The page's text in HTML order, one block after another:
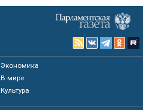
Экономика
В мире
Культура